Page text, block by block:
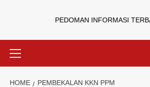
PEDOMAN INFORMASI
HOME PEMBEKALAN KKN PPM